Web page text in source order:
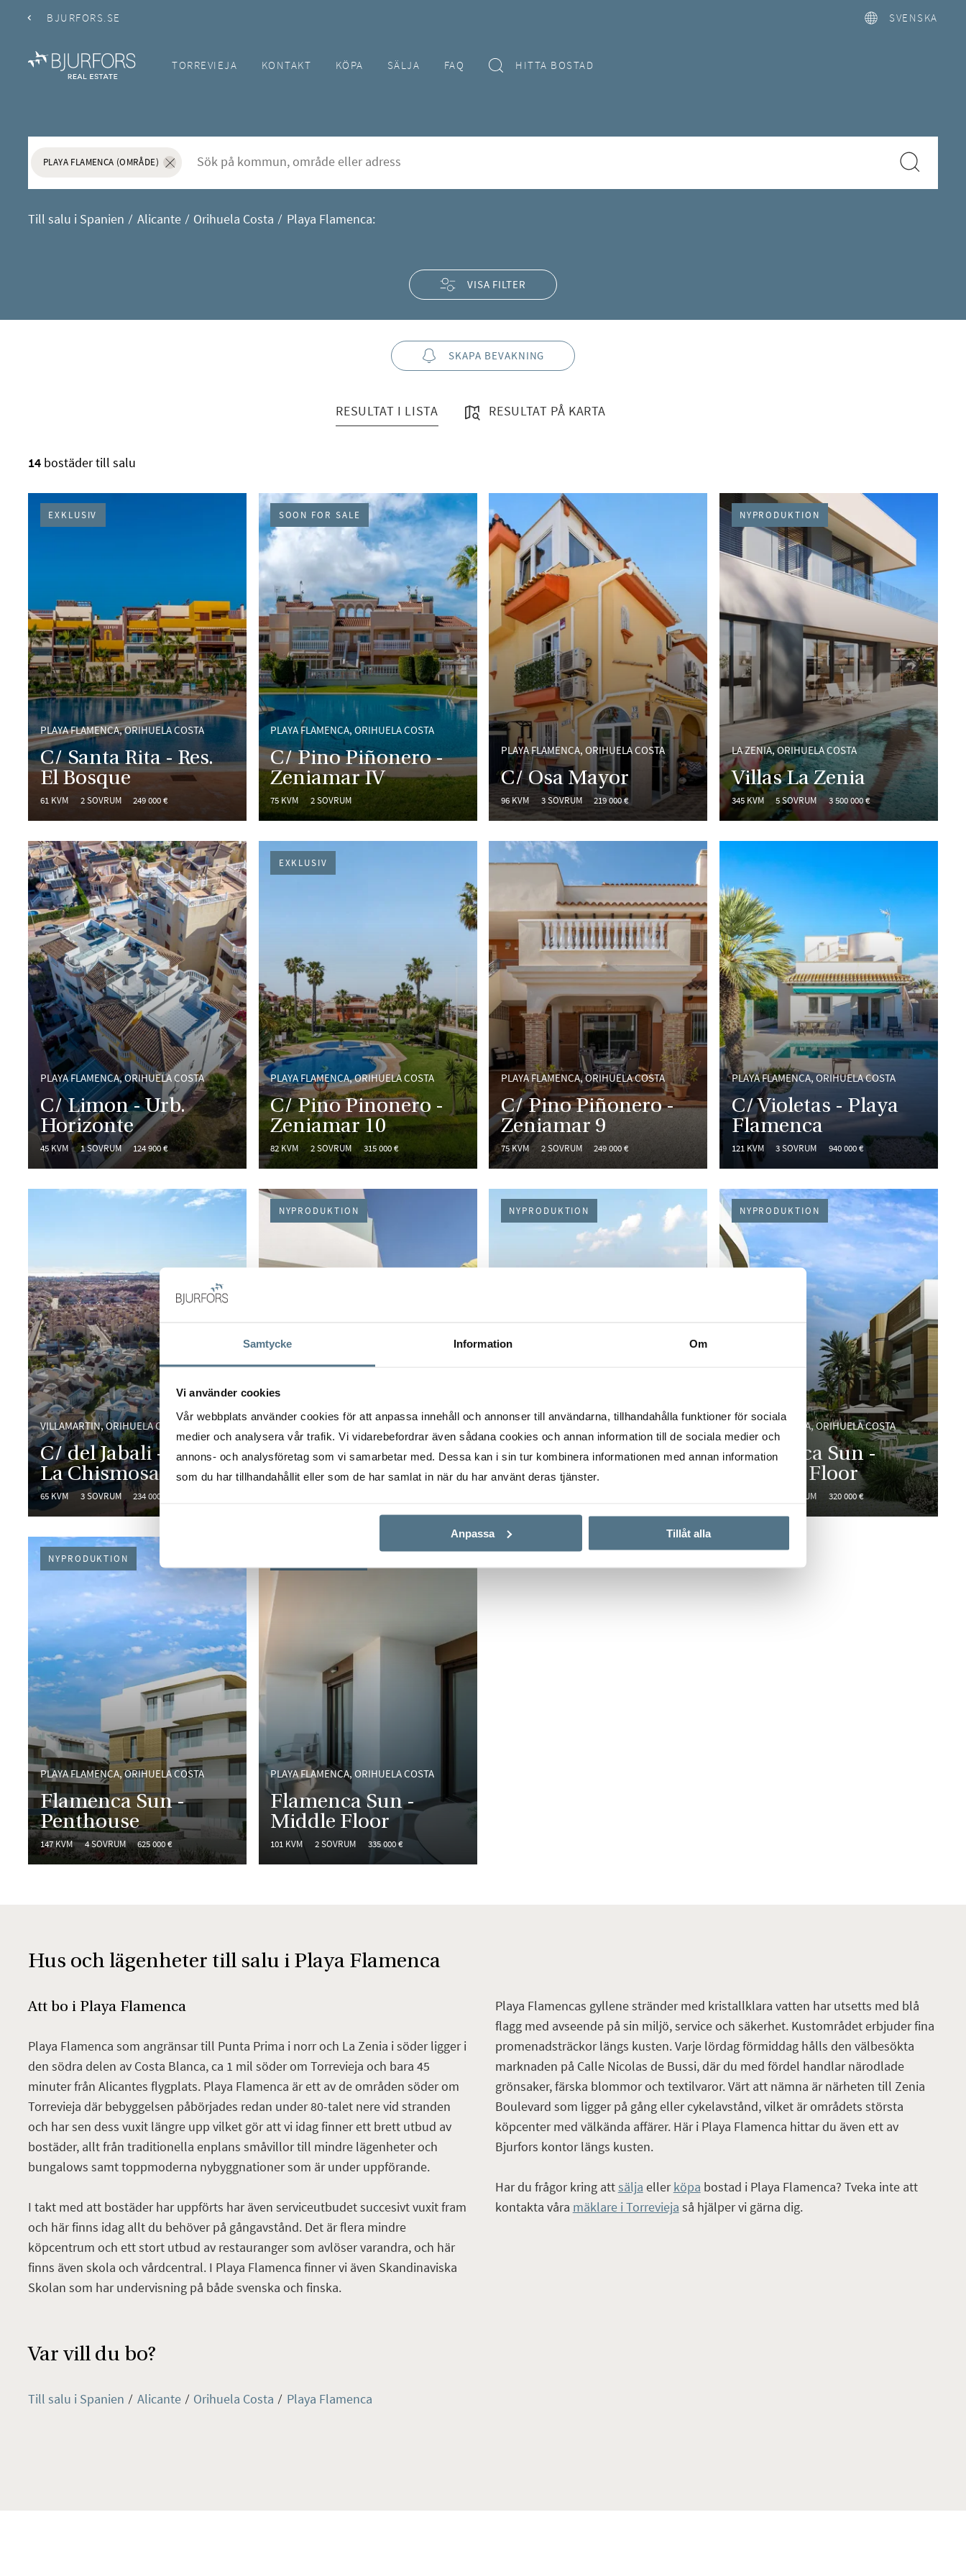
Samtycke Information Om
Vi använder cookies
Vår webbplats använder cookies för att anpassa innehåll och annonser till användarna, tillhandahålla funktioner för sociala
medier och analysera vår trafik. Vi vidarebefordrar även sådana cookies och annan information till de sociala medier och
annons- och analysföretag som vi samarbetar med. Dessa kan i sin tur kombinera informationen med annan information
som du har tillhandahållit eller som de har samlat in när du har använt deras tjänster.
Anpassa Tillåt alla
BJURFORS.SE SVENSKA
TORREVIEJA KONTAKT KÖPA SÄLJA FAQ HITTA BOSTAD
Hus och lägenheter till salu i Playa Flamenca
PLAYA FLAMENCA (OMRÅDE)
Ta bort sökordet "Playa Flamenca (Område)"
Till salu i Spanien Alicante Orihuela Costa Playa Flamenca:
VISA FILTER
SKAPA BEVAKNING
RESULTAT I LISTA RESULTAT PÅ KARTA
14 bostäder till salu
PLAYA FLAMENCA, ORIHUELA COSTA
C/ Santa Rita - Res.
El Bosque
61 KVM 2 SOVRUM 249 000 €
EXKLUSIV
PLAYA FLAMENCA, ORIHUELA COSTA
C/ Pino Piñonero -
Zeniamar IV
75 KVM 2 SOVRUM
SOON FOR SALE
PLAYA FLAMENCA, ORIHUELA COSTA
C/ Osa Mayor
96 KVM 3 SOVRUM 219 000 €
LA ZENIA, ORIHUELA COSTA
Villas La Zenia
345 KVM 5 SOVRUM 3 500 000 €
NYPRODUKTION
PLAYA FLAMENCA, ORIHUELA COSTA
C/ Limon - Urb.
Horizonte
45 KVM 1 SOVRUM 124 900 €
PLAYA FLAMENCA, ORIHUELA COSTA
C/ Pino Pinonero -
Zeniamar 10
82 KVM 2 SOVRUM 315 000 €
EXKLUSIV
PLAYA FLAMENCA, ORIHUELA COSTA
C/ Pino Piñonero -
Zeniamar 9
75 KVM 2 SOVRUM 249 000 €
PLAYA FLAMENCA, ORIHUELA COSTA
C/ Violetas - Playa
Flamenca
121 KVM 3 SOVRUM 940 000 €
VILLAMARTIN, ORIHUELA COSTA
C/ del Jabali - Urb.
La Chismosa
65 KVM 3 SOVRUM 234 000 €
Le Mans Villas
NYPRODUKTION
Flamenca Village IV
NYPRODUKTION
PLAYA FLAMENCA, ORIHUELA COSTA
Flamenca Sun -
Ground Floor
2 SOVRUM 320 000 €
NYPRODUKTION
PLAYA FLAMENCA, ORIHUELA COSTA
Flamenca Sun -
Penthouse
147 KVM 4 SOVRUM 625 000 €
NYPRODUKTION
PLAYA FLAMENCA, ORIHUELA COSTA
Flamenca Sun -
Middle Floor
101 KVM 2 SOVRUM 335 000 €
Hus och lägenheter till salu i Playa Flamenca
Att bo i Playa Flamenca
Playa Flamenca som angränsar till Punta Prima i norr och La Zenia i söder ligger i
den södra delen av Costa Blanca, ca 1 mil söder om Torrevieja och bara 45
minuter från Alicantes flygplats. Playa Flamenca är ett av de områden söder om
Torrevieja där bebyggelsen påbörjades redan under 80-talet nere vid stranden
och har sen dess vuxit längre upp vilket gör att vi idag finner ett brett utbud av
bostäder, allt från traditionella enplans småvillor till mindre lägenheter och
bungalows samt toppmoderna nybyggnationer som är under uppförande.
I takt med att bostäder har uppförts har även serviceutbudet succesivt vuxit fram
och här finns idag allt du behöver på gångavstånd. Det är flera mindre
köpcentrum och ett stort utbud av restauranger som avlöser varandra, och här
finns även skola och vårdcentral. I Playa Flamenca finner vi även Skandinaviska
Skolan som har undervisning på både svenska och finska.
Playa Flamencas gyllene stränder med kristallklara vatten har utsetts med blå
flagg med avseende på sin miljö, service och säkerhet. Kustområdet erbjuder fina
promenadsträckor längs kusten. Varje lördag förmiddag hålls den välbesökta
marknaden på Calle Nicolas de Bussi, där du med fördel handlar närodlade
grönsaker, färska blommor och textilvaror. Värt att nämna är närheten till Zenia
Boulevard som ligger på gång eller cykelavstånd, vilket är områdets största
köpcenter med välkända affärer. Här i Playa Flamenca hittar du även ett av
Bjurfors kontor längs kusten.
Har du frågor kring attsälja ellerköpa bostad i Playa Flamenca? Tveka inte att
kontakta våra mäklare i Torrevieja så hjälper vi gärna dig.
Var vill du bo?
Till salu i Spanien Alicante Orihuela Costa Playa Flamenca